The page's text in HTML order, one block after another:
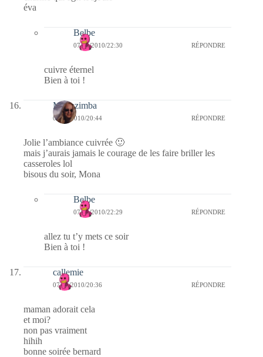
éva
Belbe
07/02/2010/22:30 RÉPONDRE
cuivre éternel
Bien à toi !
Monazimba
07/02/2010/20:44 RÉPONDRE
Jolie l’ambiance cuivrée 🙂
mais j’aurais jamais le courage de les faire briller les
casseroles lol
bisous du soir, Mona
Belbe
07/02/2010/22:29 RÉPONDRE
allez tu t’y mets ce soir
Bien à toi !
callemie
07/02/2010/20:36 RÉPONDRE
maman adorait cela
et moi?
non pas vraiment
hihih
bonne soirée bernard